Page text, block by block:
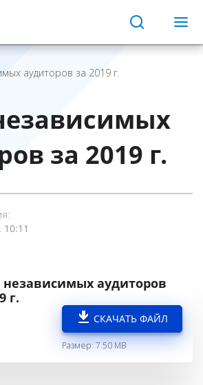
аудиторов за 2019 г.
за 2019 г.
независимых аудиторов
г.
СКАЧАТЬ ФАЙЛ
Размер: 7.50 MB